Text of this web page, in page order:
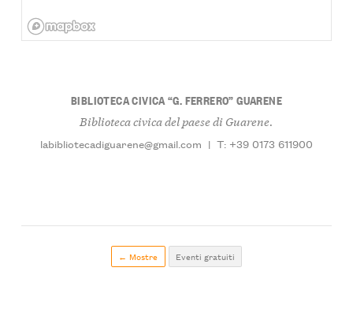
BIBLIOTECA CIVICA “G. FERRERO” GUARENE
Biblioteca civica del paese di Guarene.
labibliotecadiguarene@gmail.com | T: +39 0173 611900
← Mostre Eventi gratuiti